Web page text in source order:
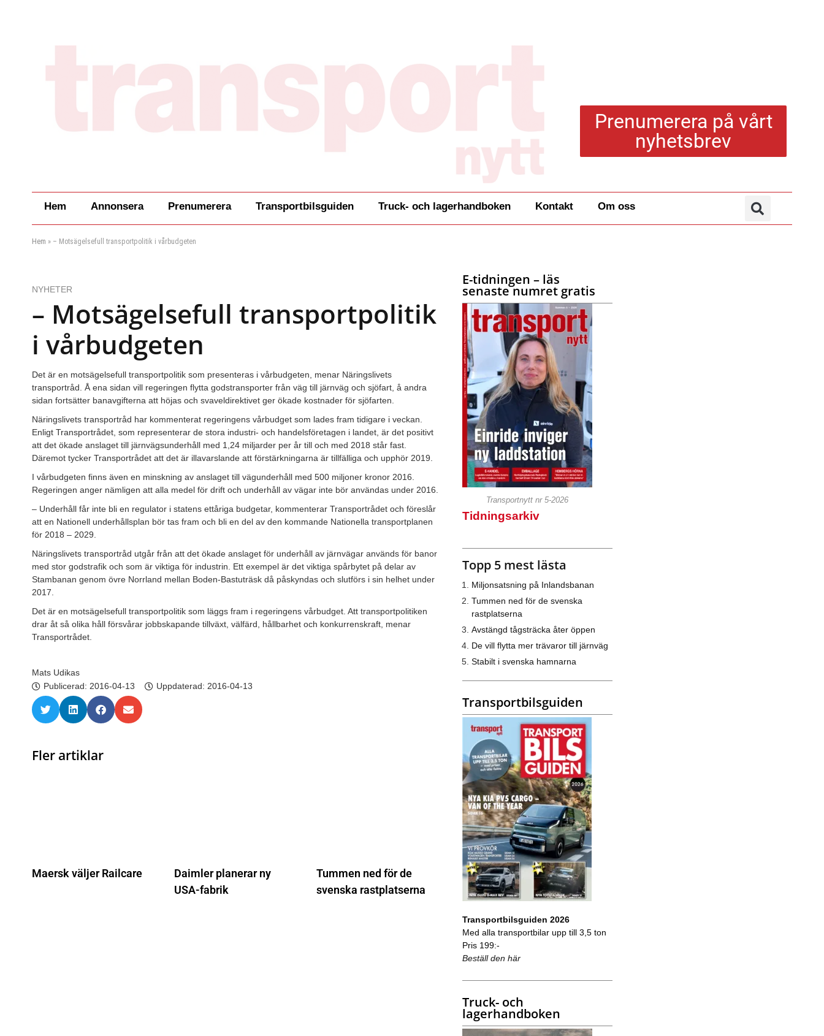
Prenumerera på vårt
nyhetsbrev
Hem Annonsera Prenumerera Transportbilsguiden Truck- och lagerhandboken Kontakt Om oss
Hem » – Motsägelsefull transportpolitik i vårbudgeten
NYHETER
– Motsägelsefull transportpolitik
i vårbudgeten
Det är en motsägelsefull transportpolitik som presenteras i vårbudgeten, menar Näringslivets
transportråd. Å ena sidan vill regeringen flytta godstransporter från väg till järnväg och sjöfart, å andra
sidan fortsätter banavgifterna att höjas och svaveldirektivet ger ökade kostnader för sjöfarten.
Näringslivets transportråd har kommenterat regeringens vårbudget som lades fram tidigare i veckan.
Enligt Transportrådet, som representerar de stora industri- och handelsföretagen i landet, är det positivt
att det ökade anslaget till järnvägsunderhåll med 1,24 miljarder per år till och med 2018 står fast.
Däremot tycker Transportrådet att det är illavarslande att förstärkningarna är tillfälliga och upphör 2019.
I vårbudgeten finns även en minskning av anslaget till vägunderhåll med 500 miljoner kronor 2016.
Regeringen anger nämligen att alla medel för drift och underhåll av vägar inte bör användas under 2016.
– Underhåll får inte bli en regulator i statens ettåriga budgetar, kommenterar Transportrådet och föreslår
att en Nationell underhållsplan bör tas fram och bli en del av den kommande Nationella transportplanen
för 2018 – 2029.
Näringslivets transportråd utgår från att det ökade anslaget för underhåll av järnvägar används för banor
med stor godstrafik och som är viktiga för industrin. Ett exempel är det viktiga spårbytet på delar av
Stambanan genom övre Norrland mellan Boden-Bastuträsk då påskyndas och slutförs i sin helhet under
2017.
Det är en motsägelsefull transportpolitik som läggs fram i regeringens vårbudget. Att transportpolitiken
drar åt så olika håll försvårar jobbskapande tillväxt, välfärd, hållbarhet och konkurrenskraft, menar
Transportrådet.
Mats Udikas
Publicerad: 2016-04-13 Uppdaterad: 2016-04-13
Fler artiklar
Maersk väljer Railcare
Daimler planerar ny
USA-fabrik
Tummen ned för de
svenska rastplatserna
E-tidningen – läs
senaste numret gratis
Transportnytt nr 5-2026
Tidningsarkiv
Topp 5 mest lästa
Miljonsatsning på Inlandsbanan
Tummen ned för de svenska
rastplatserna
Avstängd tågsträcka åter öppen
De vill flytta mer trävaror till järnväg
Stabilt i svenska hamnarna
Transportbilsguiden
Transportbilsguiden 2026
Med alla transportbilar upp till 3,5 ton
Pris 199:-
Beställ den här
Truck- och
lagerhandboken